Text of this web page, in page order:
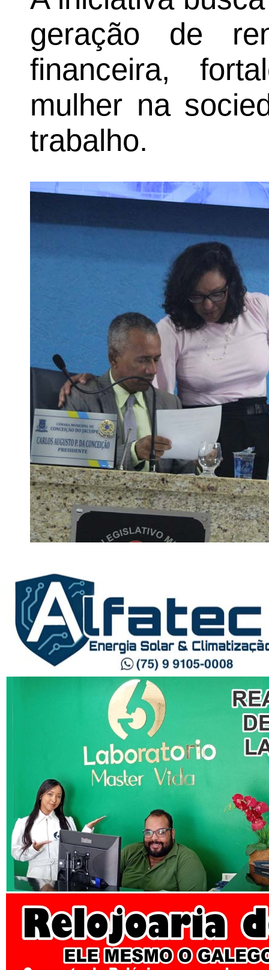
geração de
financeira,
mulher na
trabalho.